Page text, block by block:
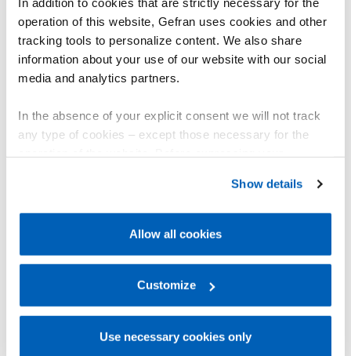
operation of this website, Gefran uses cookies and other
tracking tools to personalize content. We also share
information about your use of our website with our social
media and analytics partners.
In the absence of your explicit consent we will not track
any type of cookies – except those necessary for the
Gefran - Cookie
policy.
regarding processing of personal data, at the following
Gefran - Privacy Policy.
Show details
Allow all cookies
Customize
Use necessary cookies only
NOTE APPLICATIVE
per la regolazione delle
variabili di processo e
dell’accesso remoto di un
generatore di fluido
diatermico
Scopri come il regolatore
multifunzione 3850T permette di
controllare la temperatura, la